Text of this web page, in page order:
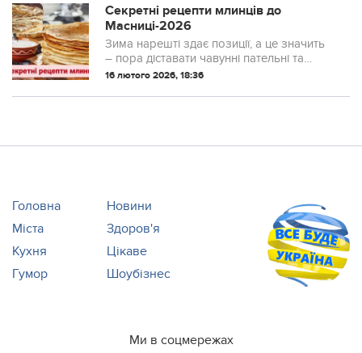
Секретні рецепти млинців до
Масниці-2026
Зима нарешті здає позиції, а це значить
– пора діставати чавунні пательні та
запасатися вершковим маслом.
16 лютого 2026, 18:36
Головна
Новини
Міста
Здоров'я
Кухня
Цікаве
Гумор
Шоубізнес
Ми в соцмережах